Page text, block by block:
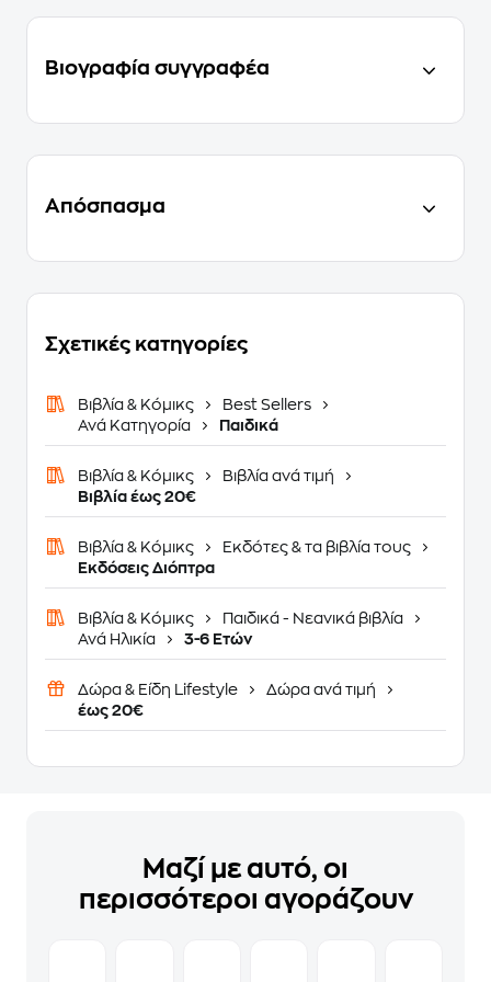
Βιογραφία συγγραφέα
Απόσπασμα
Σχετικές κατηγορίες
Βιβλία & Κόμικς
Best Sellers
Ανά Κατηγορία
Παιδικά
Βιβλία & Κόμικς
Βιβλία ανά τιμή
Βιβλία έως 20€
Βιβλία & Κόμικς
Εκδότες & τα βιβλία τους
Εκδόσεις Διόπτρα
Βιβλία & Κόμικς
Παιδικά - Νεανικά βιβλία
Ανά Ηλικία
3-6 Ετών
Δώρα & Είδη Lifestyle
Δώρα ανά τιμή
έως 20€
Μαζί με αυτό, οι
περισσότεροι αγοράζουν